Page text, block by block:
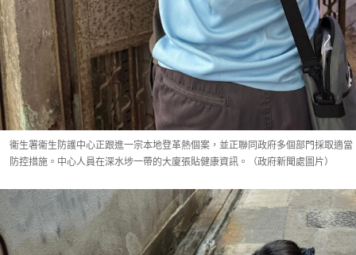
衞生署衞生防護中心正跟進一宗本地登革熱個案，並正聯同政府多個部門採取適當
防控措施。中心人員在深水埗一帶的大廈張貼健康資訊。（政府新聞處圖片）